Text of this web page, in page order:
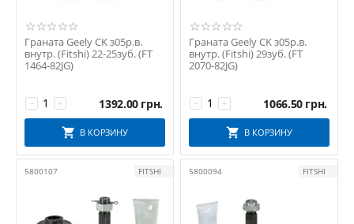
Граната Geely CK з05р.в.
внутр. (Fitshi) 22-25зуб. (FT
1464-82JG)
+
− 1392.00 грн.
В КОРЗИНУ
Граната Geely CK з05р.в.
внутр. (Fitshi) 29зуб. (FT
2070-82JG)
+
− 1066.50 грн.
В КОРЗИНУ
5800107 FITSHI 5800094 FITSHI